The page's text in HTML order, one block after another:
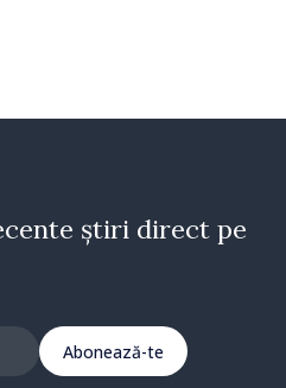
știri direct pe
Abonează-te